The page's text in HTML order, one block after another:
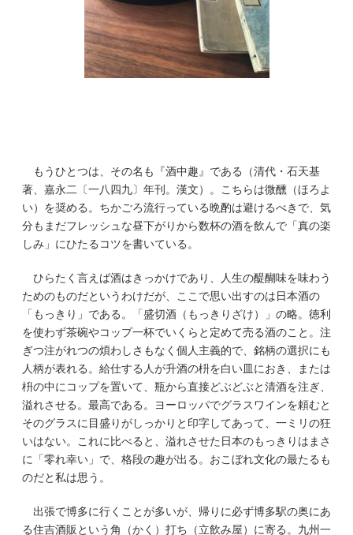
もうひとつは、その名も『酒中趣』である（清代・石天基
著、嘉永二〔一八四九〕年刊。漢文）。こちらは微醺（ほろよ
い）を奨める。ちかごろ流行っている晩酌は避けるべきで、気
分もまだフレッシュな昼下がりから数杯の酒を飲んで「真の楽
しみ」にひたるコツを書いている。
ひらたく言えば酒はきっかけであり、人生の醍醐味を味わう
ためのものだというわけだが、ここで思い出すのは日本酒の
「もっきり」である。「盛切酒（もっきりざけ）」の略。徳利
を使わず茶碗やコップ一杯でいくらと定めて売る酒のこと。注
ぎつ注がれつの煩わしさもなく個人主義的で、銘柄の選択にも
人柄が表れる。給仕する人が升酒の枡を白い皿におき、または
枡の中にコップを置いて、瓶から直接どぶどぶと清酒を注ぎ、
溢れさせる。最高である。ヨーロッパでグラスワインを頼むと
そのグラスに目盛りがしっかりと印字してあって、一ミリの狂
いはない。これに比べると、溢れさせた日本のもっきりはまさ
に「零れ幸い」で、格段の趣が出る。おこぼれ文化の最たるも
のだと私は思う。
出張で博多に行くことが多いが、帰りに必ず博多駅の奥にあ
る住吉酒販という角（かく）打ち（立飲み屋）に寄る。九州一